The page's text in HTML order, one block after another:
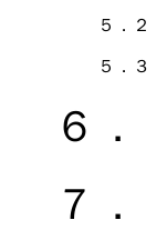
５．２
５．３
６．
７．